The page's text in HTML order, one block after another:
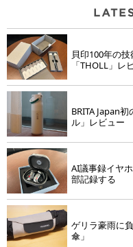
貝印100年の
「THOLL」レ
BRITA Japan
ル」レビュー
AI議事録イヤ
部記録する
ゲリラ豪雨に
傘」